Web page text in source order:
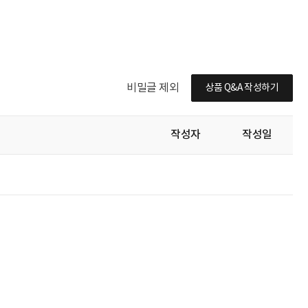
비밀글 제외 상품 Q&A 작성하기
작성자 작성일